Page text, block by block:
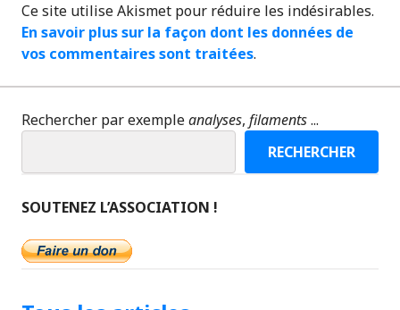
Ce site utilise Akismet pour réduire les indésirables.
En savoir plus sur la façon dont les données de
vos commentaires sont traitées.
Rechercher par exempleanalyses, filaments...
RECHERCHER
SOUTENEZ L’ASSOCIATION !